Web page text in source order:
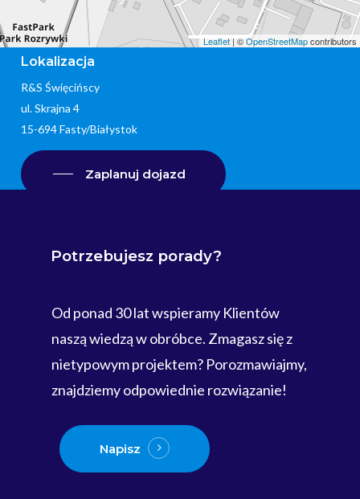
Leaflet | ©OpenStreetMapcontributors
Lokalizacja
R&S Święcińscy
ul. Skrajna 4
15-694 Fasty/Białystok
Zaplanuj dojazd
Potrzebujesz porady?
Od ponad 30 lat wspieramy Klientów
naszą wiedzą w obróbce. Zmagasz się z
nietypowym projektem? Porozmawiajmy,
znajdziemy odpowiednie rozwiązanie!
Napisz